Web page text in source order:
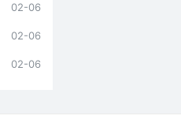
02-06
02-06
02-06